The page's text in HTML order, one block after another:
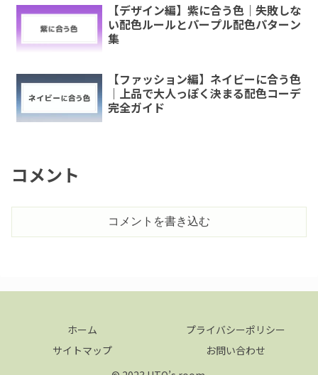
【デザイン編】紫に合う色｜失敗しな
い配色ルールとパープル配色パターン
集
【ファッション編】ネイビーに合う色
｜上品で大人っぽく決まる配色コーデ
完全ガイド
コメント
コメントを書き込む
ホーム
プライバシーポリシー
サイトマップ
お問い合わせ